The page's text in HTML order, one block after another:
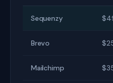
Sequenzy
Brevo
Mailchimp